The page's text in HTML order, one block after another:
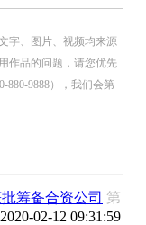
字、图片、视频均来源
作品的问题，请您优先
880-9888），我们会第
筹备合资公司 第
2020-02-12 09:31:59